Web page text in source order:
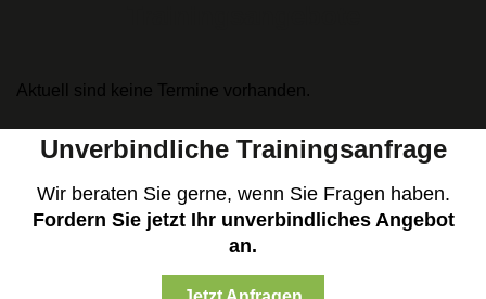
Aktuell sind keine Termine vorhanden.
Unverbindliche Trainingsanfrage
Wir beraten Sie gerne, wenn Sie Fragen haben.
Fordern Sie jetzt Ihr unverbindliches Angebot
an.